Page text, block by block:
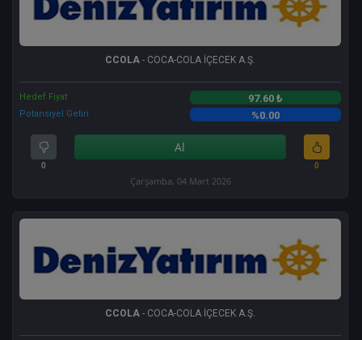
CCOLA - COCA-COLA İÇECEK A.Ş.
Hedef Fiyat 97.60 ₺
Potansiyel Getiri %0.00
0
Al
0
Çarşamba, 04 Mart 2026
CCOLA - COCA-COLA İÇECEK A.Ş.